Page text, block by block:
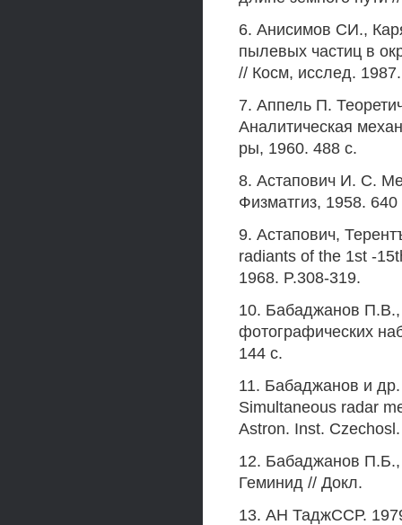
6. Анисимов СИ.,
пылевых частиц в
// Косм, исслед.
7. Аппель П.
Аналитическая
ры, 1960. 488 с.
8. Астапович И. С.
Физматгиз, 1958. 640
9. Астапович,
radiants of the 1st -
1968. P.308-319.
10. Бабаджанов П.В.,
фотографических
144 с.
11. Бабаджанов и
Simultaneous radar
Astron. Inst.
12. Бабаджанов
Геминид // Докл.
13. АН ТаджССР.